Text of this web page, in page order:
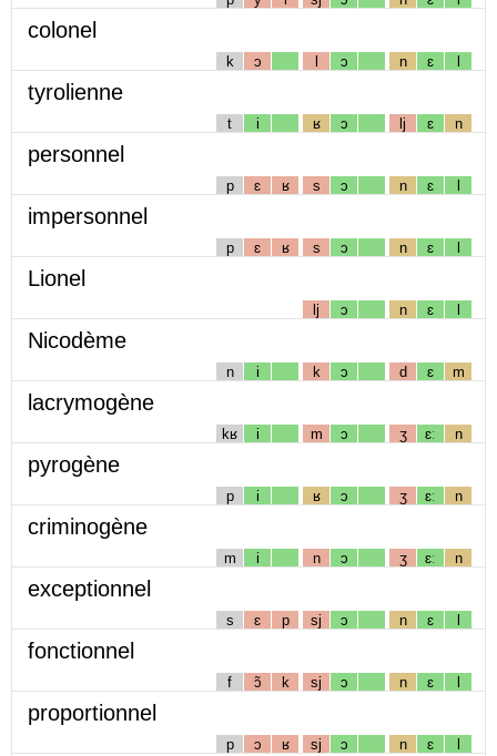
colonel
k ɔ l ɔ n ɛ l
tyrolienne
t i ʁ ɔ lj ɛ n
personnel
p ɛ ʁ s ɔ n ɛ l
impersonnel
p ɛ ʁ s ɔ n ɛ l
Lionel
lj ɔ n ɛ l
Nicodème
n i k ɔ d ɛ m
lacrymogène
kʁ i m ɔ ʒ ɛː n
pyrogène
p i ʁ ɔ ʒ ɛː n
criminogène
m i n ɔ ʒ ɛː n
exceptionnel
s ɛ p sj ɔ n ɛ l
fonctionnel
f ɔ̃ k sj ɔ n ɛ l
proportionnel
p ɔ ʁ sj ɔ n ɛ l